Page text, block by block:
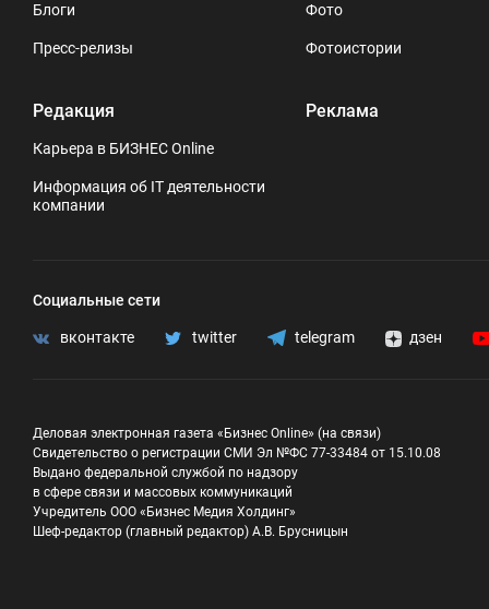
Блоги
Пресс-релизы
Редакция
Карьера в БИЗНЕС Online
Информация об IT деятельности
компании
Фото
Фотоистории
Реклама
Социальные сети
вконтакте twitter telegram дзен
Деловая электронная газета «Бизнес Online» (на связи)
Свидетельство о регистрации СМИ Эл №ФС 77-33484 от 15.10.08
Выдано федеральной службой по надзору
в сфере связи и массовых коммуникаций
Учредитель ООО «Бизнес Медия Холдинг»
Шеф-редактор (главный редактор) А.В. Брусницын